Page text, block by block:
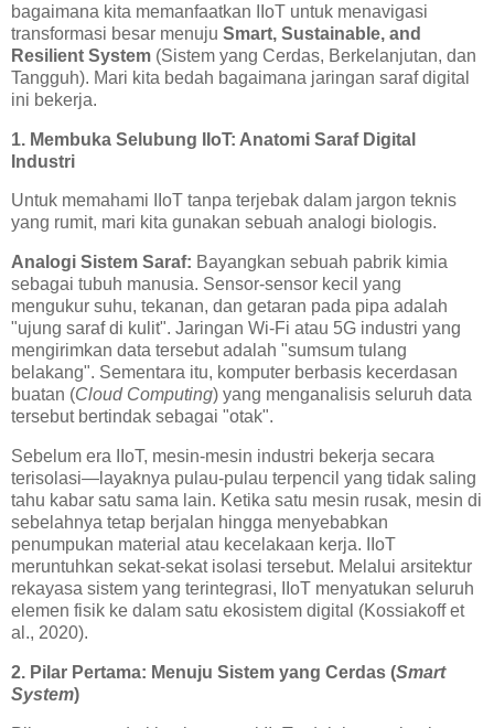
bagaimana kita memanfaatkan IIoT untuk menavigasi
transformasi besar menuju Smart, Sustainable, and
Resilient System (Sistem yang Cerdas, Berkelanjutan, dan
Tangguh). Mari kita bedah bagaimana jaringan saraf digital
ini bekerja.
1. Membuka Selubung IIoT: Anatomi Saraf Digital
Industri
Untuk memahami IIoT tanpa terjebak dalam jargon teknis
yang rumit, mari kita gunakan sebuah analogi biologis.
Analogi Sistem Saraf: Bayangkan sebuah pabrik kimia
sebagai tubuh manusia. Sensor-sensor kecil yang
mengukur suhu, tekanan, dan getaran pada pipa adalah
"ujung saraf di kulit". Jaringan Wi-Fi atau 5G industri yang
mengirimkan data tersebut adalah "sumsum tulang
belakang". Sementara itu, komputer berbasis kecerdasan
buatan (Cloud Computing) yang menganalisis seluruh data
tersebut bertindak sebagai "otak".
Sebelum era IIoT, mesin-mesin industri bekerja secara
terisolasi—layaknya pulau-pulau terpencil yang tidak saling
tahu kabar satu sama lain. Ketika satu mesin rusak, mesin di
sebelahnya tetap berjalan hingga menyebabkan
penumpukan material atau kecelakaan kerja. IIoT
meruntuhkan sekat-sekat isolasi tersebut. Melalui arsitektur
rekayasa sistem yang terintegrasi, IIoT menyatukan seluruh
elemen fisik ke dalam satu ekosistem digital (Kossiakoff et
al., 2020).
2. Pilar Pertama: Menuju Sistem yang Cerdas (Smart
System)